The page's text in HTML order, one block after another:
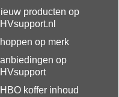
producten op
op merk
op
koffer inhoud